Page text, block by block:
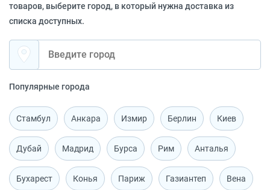
товаров, выберите город, в который нужна доставка из
списка доступных.
Популярные города
Стамбул Анкара Измир Берлин Киев
Дубай Мадрид Бурса Рим Анталья
Бухарест Конья Париж Газиантеп Вена